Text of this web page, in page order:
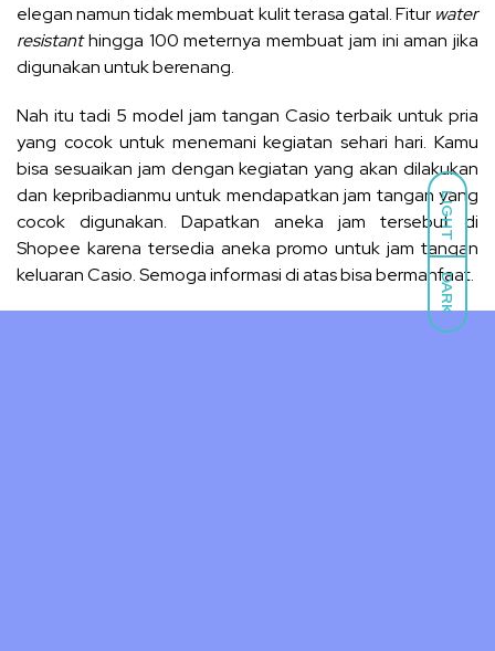
LIGHT
DARK
elegan namun tidak membuat kulit terasa gatal. Fitur water
resistanthingga 100 meternya membuat jam ini aman jika
digunakan untuk berenang.
Nah itu tadi 5 model jam tangan Casio terbaik untuk pria
yang cocok untuk menemani kegiatan sehari hari. Kamu
bisa sesuaikan jam dengan kegiatan yang akan dilakukan
dan kepribadianmu untuk mendapatkan jam tangan yang
cocok digunakan. Dapatkan aneka jam tersebut di
Shopee karena tersedia aneka promo untuk jam tangan
keluaran Casio. Semoga informasi di atas bisa bermanfaat.